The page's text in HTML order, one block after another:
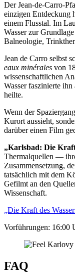
Der Jean-de-Carro-
einzigen Entdeckung
einem Flusstal. Im
Wasser zur
Balneologie,
Jean de Carro selbst
eaux minérales von
wissenschaftlichen
Wasser faszinierte
heilte.
Wenn der
Kurort aussieht,
darüber einen Film
„Karlsbad: Die Kraft
Thermalquellen —
Zusammensetzung,
tatsächlich mit dem
Gefilmt an den
Wissenschaft.
„Die Kraft des
Vorführungen: 16:00
FAQ